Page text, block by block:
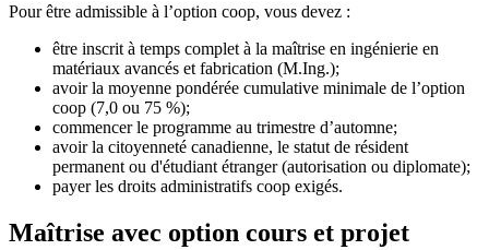
Pour être admissible à l’option coop, vous devez :
être inscrit à temps complet à la maîtrise en ingénierie en
matériaux avancés et fabrication (M.Ing.);
avoir la moyenne pondérée cumulative minimale de l’option
coop (7,0 ou 75 %);
commencer le programme au trimestre d’automne;
avoir la citoyenneté canadienne, le statut de résident
permanent ou d'étudiant étranger (autorisation ou diplomate);
payer les droits administratifs coop exigés.
Maîtrise avec option cours et projet